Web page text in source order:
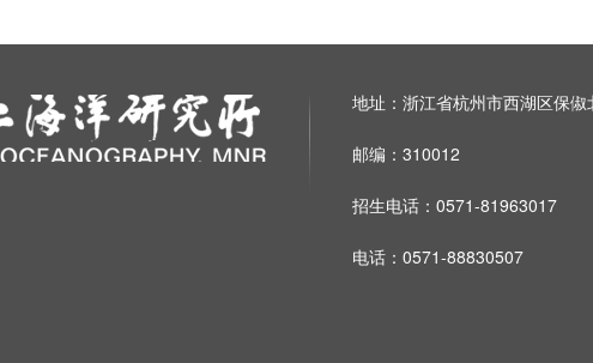
地址：浙江省杭州市西湖区保俶
邮编：310012
招生电话：0571-81963017
电话：0571-88830507